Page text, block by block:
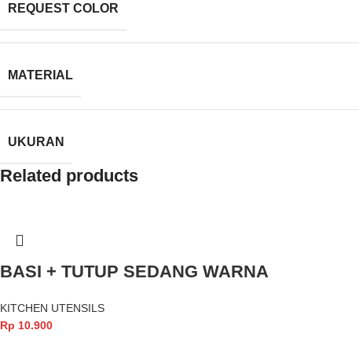
REQUEST COLOR
MATERIAL
UKURAN
Related products
BASI + TUTUP SEDANG WARNA
KITCHEN UTENSILS
Rp 10.900